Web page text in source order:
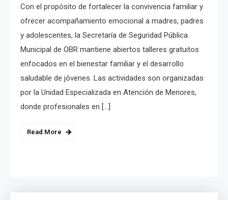
Con el propósito de fortalecer la convivencia familiar y
ofrecer acompañamiento emocional a madres, padres
y adolescentes, la Secretaría de Seguridad Pública
Municipal de OBR mantiene abiertos talleres gratuitos
enfocados en el bienestar familiar y el desarrollo
saludable de jóvenes. Las actividades son organizadas
por la Unidad Especializada en Atención de Menores,
donde profesionales en […]
Read More